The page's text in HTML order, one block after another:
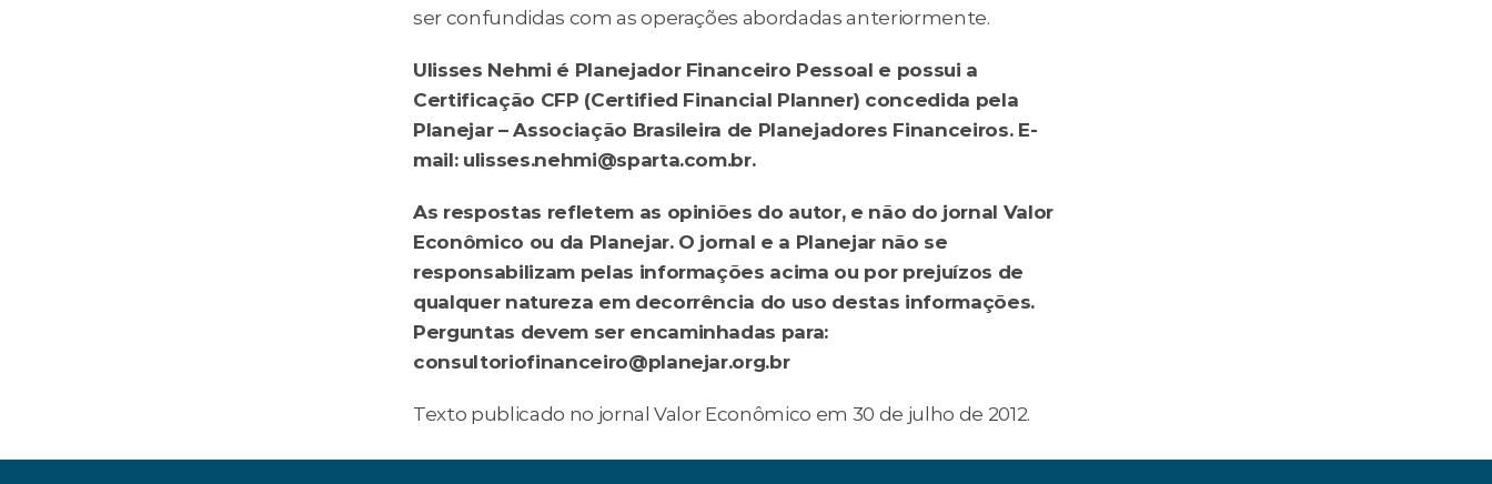
ser confundidas com as operações abordadas anteriormente.
Ulisses Nehmi é Planejador Financeiro Pessoal e possui a
Certificação CFP (Certified Financial Planner) concedida pela
Planejar – Associação Brasileira de Planejadores Financeiros. E-
mail: ulisses.nehmi@sparta.com.br.
As respostas refletem as opiniões do autor, e não do jornal Valor
Econômico ou da Planejar. O jornal e a Planejar não se
responsabilizam pelas informações acima ou por prejuízos de
qualquer natureza em decorrência do uso destas informações.
Perguntas devem ser encaminhadas para:
consultoriofinanceiro@planejar.org.br
Texto publicado no jornal Valor Econômico em 30 de julho de 2012.